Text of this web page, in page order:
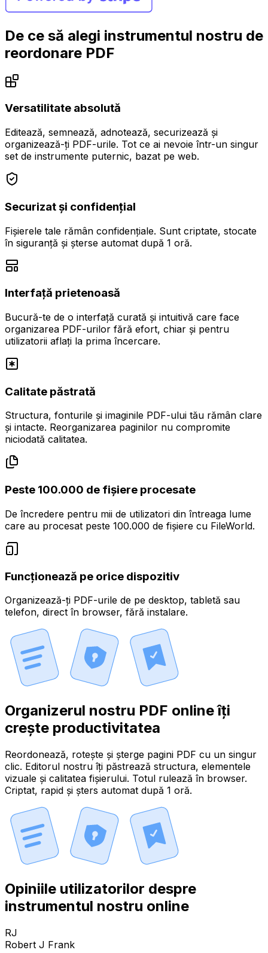
De ce să alegi instrumentul nostru de
reordonare PDF
Versatilitate absolută
Editează, semnează, adnotează, securizează și
organizează-ți PDF-urile. Tot ce ai nevoie într-un singur
set de instrumente puternic, bazat pe web.
Securizat și confidențial
Fișierele tale rămân confidențiale. Sunt criptate, stocate
în siguranță și șterse automat după 1 oră.
Interfață prietenoasă
Bucură-te de o interfață curată și intuitivă care face
organizarea PDF-urilor fără efort, chiar și pentru
utilizatorii aflați la prima încercare.
Calitate păstrată
Structura, fonturile și imaginile PDF-ului tău rămân clare
și intacte. Reorganizarea paginilor nu compromite
niciodată calitatea.
Peste 100.000 de fișiere procesate
De încredere pentru mii de utilizatori din întreaga lume
care au procesat peste 100.000 de fișiere cu FileWorld.
Funcționează pe orice dispozitiv
Organizează-ți PDF-urile de pe desktop, tabletă sau
telefon, direct în browser, fără instalare.
Organizerul nostru PDF online îți
crește productivitatea
Reordonează, rotește și șterge pagini PDF cu un singur
clic. Editorul nostru îți păstrează structura, elementele
vizuale și calitatea fișierului. Totul rulează în browser.
Criptat, rapid și șters automat după 1 oră.
Opiniile utilizatorilor despre
instrumentul nostru online
RJ
Robert J Frank